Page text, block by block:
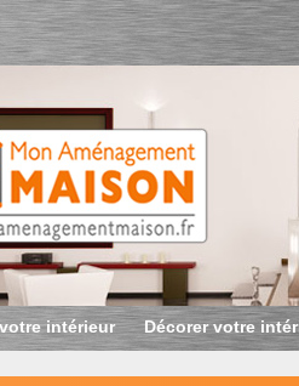
intérieur Décorer votre